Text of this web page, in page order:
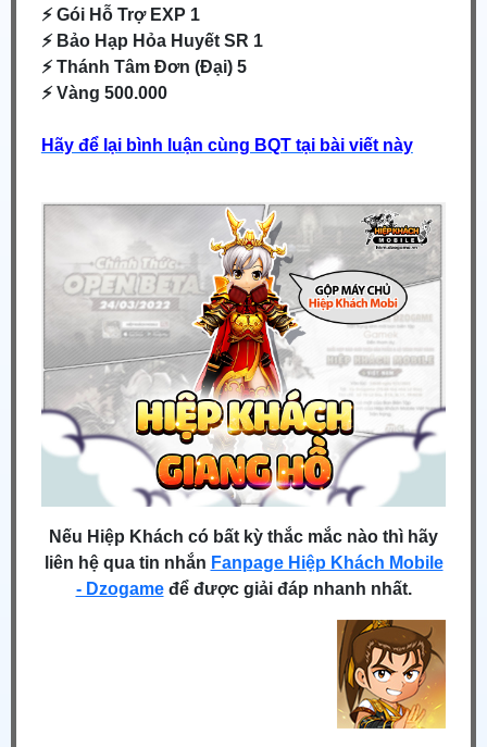
⚡ Gói Hỗ Trợ EXP 1
⚡ Bảo Hạp Hỏa Huyết SR 1
⚡ Thánh Tâm Đơn (Đại) 5
⚡ Vàng 500.000
Hãy để lại bình luận cùng BQT tại bài viết này
Nếu Hiệp Khách có bất kỳ thắc mắc nào thì hãy
liên hệ qua tin nhắn Fanpage Hiệp Khách Mobile
- Dzogameđể được giải đáp nhanh nhất.